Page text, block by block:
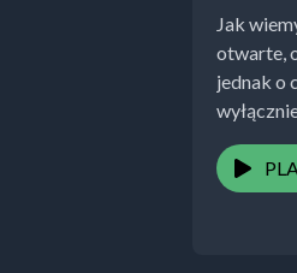
Jak
otwarte,
jednak o
dbać...